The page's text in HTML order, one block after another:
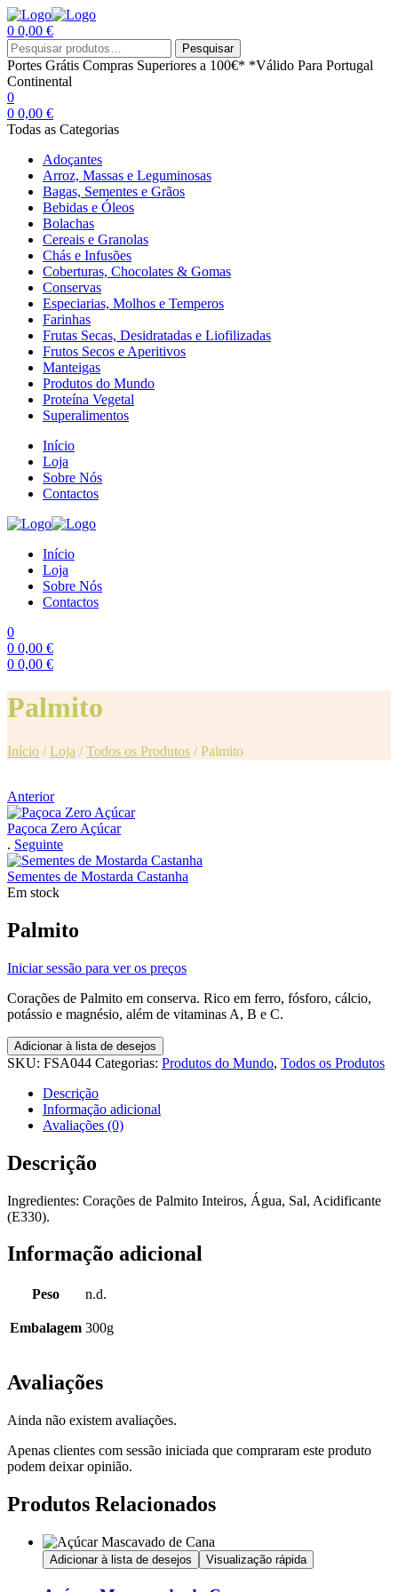
0 0,00 €
Menu
Procurar
por:
Pesquisar
Portes Grátis Compras Superiores a 100€* *Válido Para Portugal
Continental
0
0 0,00 €
Todas as Categorias
Adoçantes
Arroz, Massas e Leguminosas
Bagas, Sementes e Grãos
Bebidas e Óleos
Bolachas
Cereais e Granolas
Chás e Infusões
Coberturas, Chocolates & Gomas
Conservas
Especiarias, Molhos e Temperos
Farinhas
Frutas Secas, Desidratadas e Liofilizadas
Frutos Secos e Aperitivos
Manteigas
Produtos do Mundo
Proteína Vegetal
Superalimentos
Início
Loja
Sobre Nós
Contactos
Início
Loja
Sobre Nós
Contactos
0
0 0,00 €
0 0,00 €
Palmito
Início /Loja /Todos os Produtos /Palmito
Anterior
Paçoca Zero Açúcar
. Seguinte
Sementes de Mostarda Castanha
Em stock
Palmito
Iniciar sessão para ver os preços
Corações de Palmito em conserva. Rico em ferro, fósforo, cálcio,
potássio e magnésio, além de vitaminas A, B e C.
Adicionar à lista de desejos
SKU: FSA044 Categorias: Produtos do Mundo, Todos os Produtos
Descrição
Informação adicional
Avaliações (0)
Descrição
Ingredientes: Corações de Palmito Inteiros, Água, Sal, Acidificante
(E330).
Informação adicional
Peso n.d.
Embalagem 300g
Avaliações
Ainda não existem avaliações.
Apenas clientes com sessão iniciada que compraram este produto
podem deixar opinião.
Produtos Relacionados
Adicionar à lista de desejos Visualização rápida